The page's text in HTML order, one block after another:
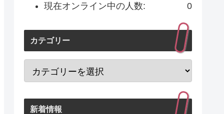
0
現在オンライン中の人数:
カテゴリー
新着情報